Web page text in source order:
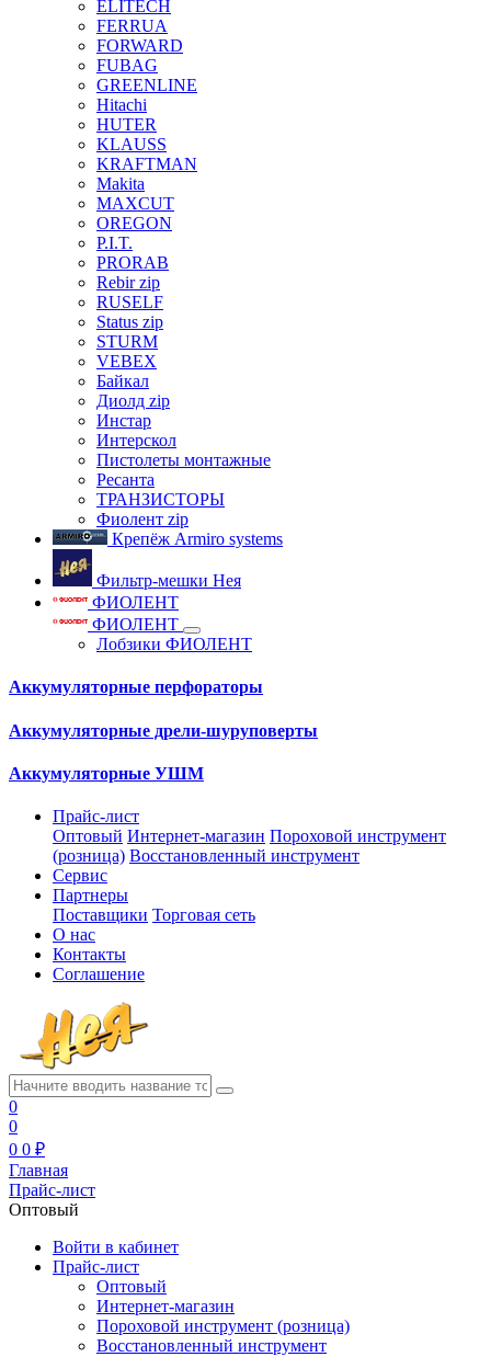
ELITECH
FERRUA
FORWARD
FUBAG
GREENLINE
Hitachi
HUTER
KLAUSS
KRAFTMAN
Makita
MAXCUT
OREGON
P.I.T.
PRORAB
Rebir zip
RUSELF
Status zip
STURM
VEBEX
Байкал
Диолд zip
Инстар
Интерскол
Пистолеты монтажные
Ресанта
ТРАНЗИСТОРЫ
Фиолент zip
Крепёж Armiro systems
Фильтр-мешки Нея
ФИОЛЕНТ
ФИОЛЕНТ
Лобзики ФИОЛЕНТ
Аккумуляторные перфораторы
Аккумуляторные дрели-шуруповерты
Аккумуляторные УШМ
Прайс-лист
Оптовый Интернет-магазин Пороховой инструмент
(розница) Восстановленный инструмент
Сервис
Партнеры
Поставщики Торговая сеть
О нас
Контакты
Соглашение
0
0
0 0 ₽
Главная
Прайс-лист
Оптовый
Войти в кабинет
Прайс-лист
Оптовый
Интернет-магазин
Пороховой инструмент (розница)
Восстановленный инструмент